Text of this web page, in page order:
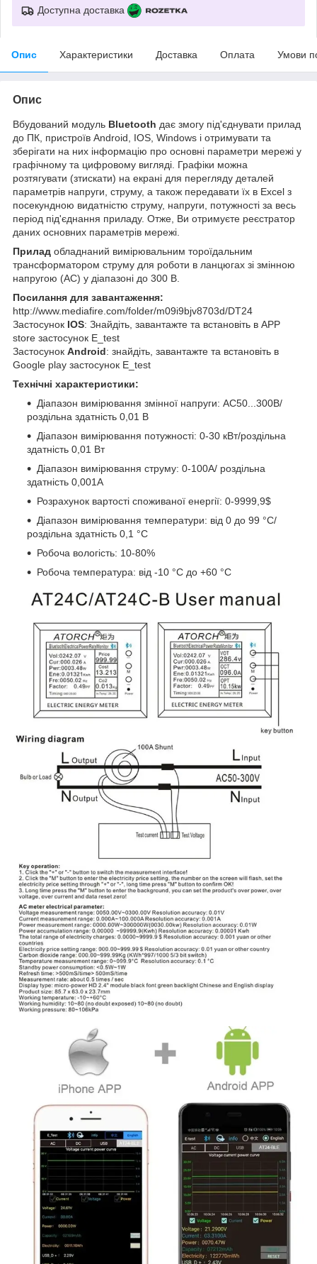
Доступна доставка
Опис Характеристики Доставка Оплата Умови
Опис
Вбудований модуль Bluetooth дає змогу під'єднувати прилад
до ПК, пристроїв Android, IOS, Windows і отримувати та
зберігати на них інформацію про основні параметри мережі у
графічному та цифровому вигляді. Графіки можна
розтягувати (зтискати) на екрані для перегляду деталей
параметрів напруги, струму, а також передавати їх в Excel з
посекундною видатністю струму, напруги, потужності за весь
період під'єднання приладу. Отже, Ви отримуєте реєстратор
даних основних параметрів мережі.
Прилад обладнаний вимірювальним тороїдальним
трансформатором струму для роботи в ланцюгах зі змінною
напругою (АС) у діапазоні до 300 В.
Посилання для завантаження:
http://www.mediafire.com/folder/m09i9bjv8703d/DT24
Застосунок IOS: Знайдіть, завантажте та встановіть в APP
store застосунок E_test
Застосунок Android: знайдіть, завантажте та встановіть в
Google play застосунок E_test
Технічні характеристики:
Діапазон вимірювання змінної напруги: АС50...300В/
роздільна здатність 0,01 В
Діапазон вимірювання потужності: 0-30 кВт/роздільна
здатність 0,01 Вт
Діапазон вимірювання струму: 0-100А/ роздільна
здатність 0,001А
Розрахунок вартості споживаної енергії: 0-9999,9$
Діапазон вимірювання температури: від 0 до 99 °C/
роздільна здатність 0,1 °C
Робоча вологість: 10-80%
Робоча температура: від -10 °C до +60 °C